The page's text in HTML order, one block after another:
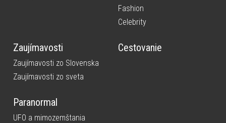
Fashion
Celebrity
Zaujímavosti
Zaujímavosti zo Slovenska
Zaujímavosti zo sveta
Cestovanie
Paranormal
UFO a mimozemštania